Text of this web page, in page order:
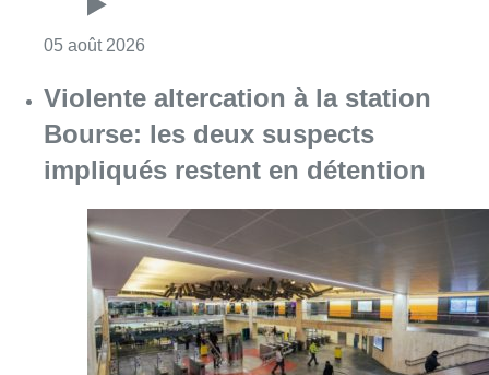
05 août 2026
Violente altercation à la station
Bourse: les deux suspects
impliqués restent en détention